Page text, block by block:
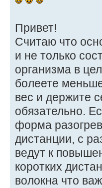
Привет!
Считаю что
и не только
организма в
болеете
вес и держите
обязательно.
форма
дистанции, с
ведут к
коротких
волокна что